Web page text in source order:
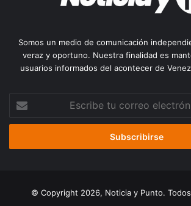
Somos un medio de comunicación
veraz y oportuno. Nuestra finalidad es
usuarios informados del acontecer de
correo
© Copyright 2026, Noticia y Punto.